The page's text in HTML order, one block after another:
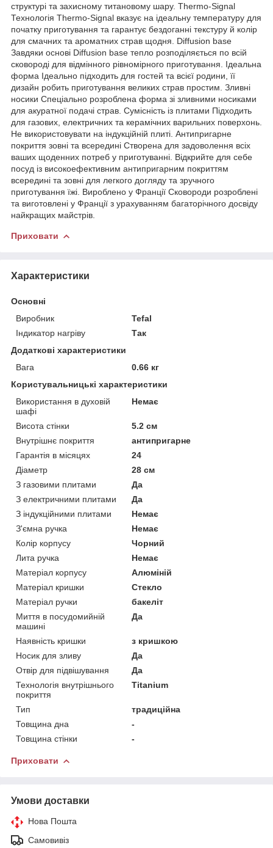
структурі та захисному титановому шару. Thermo-Signal
Технологія Thermo-Signal вказує на ідеальну температуру для
початку приготування та гарантує бездоганні текстуру й колір
для смачних та ароматних страв щодня. Diffusion base
Завдяки основі Diffusion base тепло розподіляється по всій
сковороді для відмінного рівномірного приготування. Ідеальна
форма Ідеально підходить для гостей та всієї родини, її
дизайн робить приготування великих страв простим. Зливні
носики Спеціально розроблена форма зі зливними носиками
для акуратної подачі страв. Сумісність із плитами Підходить
для газових, електричних та керамічних варильних поверхонь.
Не використовувати на індукційній плиті. Антипригарне
покриття зовні та всередині Створена для задоволення всіх
ваших щоденних потреб у приготуванні. Відкрийте для себе
посуд із високоефективним антипригарним покриттям
всередині та зовні для легкого догляду та зручного
приготування їжі. Вироблено у Франції Сковороди розроблені
та виготовлені у Франції з урахуванням багаторічного досвіду
найкращих майстрів.
Приховати
Характеристики
Основні
Виробник
Tefal
Індикатор нагріву
Так
Додаткові характеристики
Вага
0.66 кг
Користувальницькі характеристики
Використання в духовій
шафі
Немає
Висота стінки
5.2 см
Внутрішнє покриття
антипригарне
Гарантія в місяцях
24
Діаметр
28 см
З газовими плитами
Да
З електричними плитами
Да
З індукційними плитами
Немає
З'ємна ручка
Немає
Колір корпусу
Чорний
Лита ручка
Немає
Матеріал корпусу
Алюміній
Матеріал кришки
Стекло
Матеріал ручки
бакеліт
Миття в посудомийній
машині
Да
Наявність кришки
з кришкою
Носик для зливу
Да
Отвір для підвішування
Да
Технологія внутрішнього
покриття
Titanium
Тип
традиційна
Товщина дна
-
Товщина стінки
-
Приховати
Умови доставки
Нова Пошта
Самовивіз